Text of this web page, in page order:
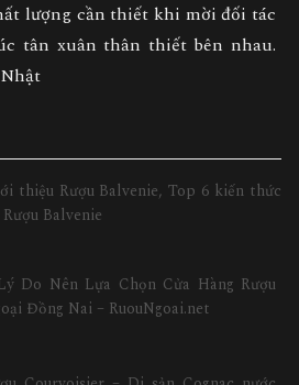
lượng cần thiết khi mời đối tác
tân xuân thân thiết bên nhau.
thiệu Rượu Balvenie, Top 6 kiến thức
Balvenie
Do Nên Lựa Chọn Cửa Hàng Rượu
Đồng Nai – RuouNgoai.net